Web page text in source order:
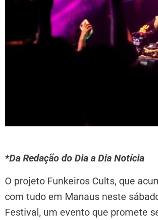
*Da Redação do Dia a Dia Notícia
O projeto Funkeiros Cults, que
com tudo em Manaus neste
Festival, um evento que promete